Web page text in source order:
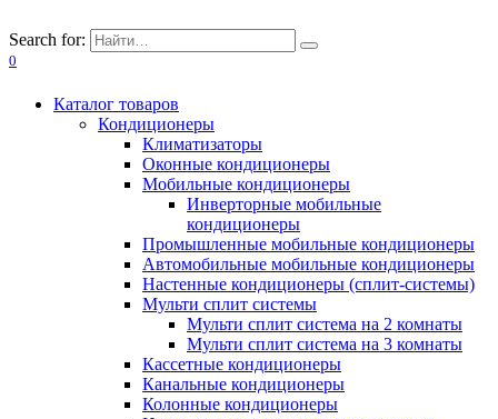
Search for:
0
Каталог товаров
Кондиционеры
Климатизаторы
Оконные кондиционеры
Мобильные кондиционеры
Инверторные мобильные
кондиционеры
Промышленные мобильные кондиционеры
Автомобильные мобильные кондиционеры
Настенные кондиционеры (сплит-системы)
Мульти сплит системы
Мульти сплит система на 2 комнаты
Мульти сплит система на 3 комнаты
Кассетные кондиционеры
Канальные кондиционеры
Колонные кондиционеры